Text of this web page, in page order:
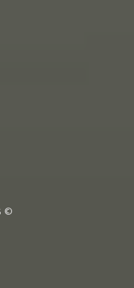
© 2025 שחרזדה -